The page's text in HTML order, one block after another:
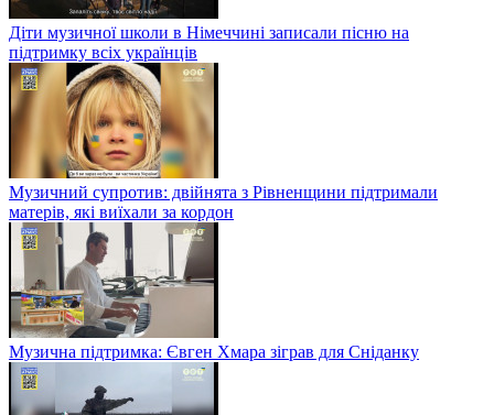
Діти музичної школи в Німеччині записали пісню на
підтримку всіх українців
Музичний супротив: двійнята з Рівненщини підтримали
матерів, які виїхали за кордон
Музична підтримка: Євген Хмара зіграв для Сніданку